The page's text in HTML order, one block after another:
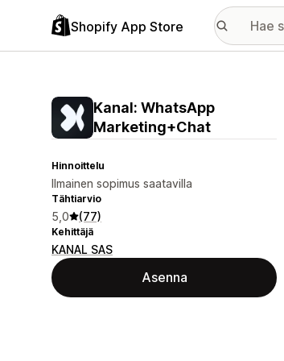
Shopify App Store
Kanal: WhatsApp
Marketing+Chat
Hinnoittelu
Ilmainen sopimus saatavilla
Tähtiarvio
5,0 (77)
Kehittäjä
KANAL SAS
Asenna